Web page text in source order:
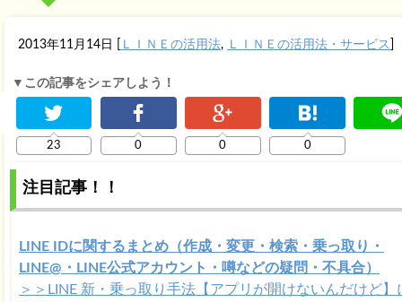
2013年11月14日 ＬＩＮＥの活用法, ＬＩＮＥの活用法・サービス
▼この記事をシェアしよう！
23 0 0 0
注目記事！！
LINE IDに関するまとめ（作成・変更・検索・乗っ取り・
LINE@・LINE公式アカウント・噂などの疑問・不具合）
＞＞LINE 新・乗っ取り手法【アプリが開けないんだけど】